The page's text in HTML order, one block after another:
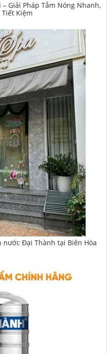
Giải Pháp Tắm Nóng Nhanh,
Tiết Kiệm
Đại Thành tại Biên Hòa